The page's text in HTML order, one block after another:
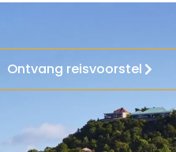
Ontvang reisvoorstel